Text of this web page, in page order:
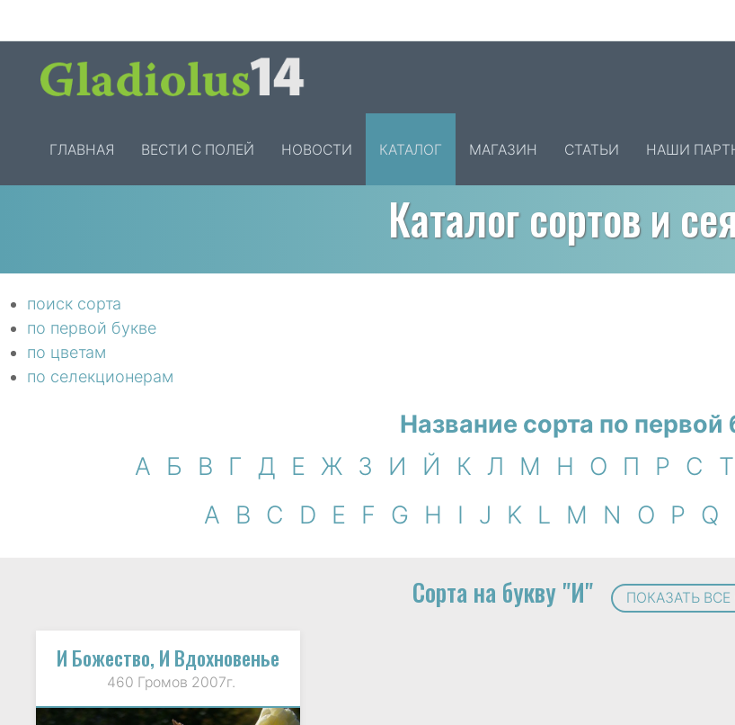
ГЛАВНАЯ ВЕСТИ С ПОЛЕЙ НОВОСТИ КАТАЛОГ МАГАЗИН СТАТЬИ НАШИ
Каталог сортов и
поиск сорта
по первой букве
по цветам
по селекционерам
Название сорта по первой
А
Б В Г Д Е Ж З И Й К Л М Н О П Р С Т
A
B C D E F G H I J K L M N O P Q
Сорта на букву "И" ПОКАЗАТЬ ВСЕ
И Божество, И Вдохновенье
460 Громов 2007г.